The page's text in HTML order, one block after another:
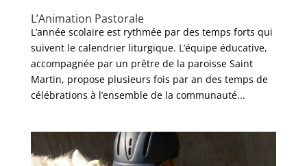
L’Animation Pastorale
L’année scolaire est rythmée par des temps forts qui
suivent le calendrier liturgique. L’équipe éducative,
accompagnée par un prêtre de la paroisse Saint
Martin, propose plusieurs fois par an des temps de
célébrations à l’ensemble de la communauté...